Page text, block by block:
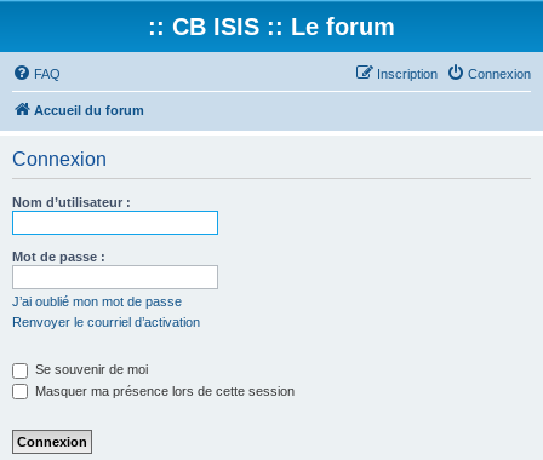
:: CB ISIS :: Le forum
FAQ Connexion
Inscription
Accueil du forum
Connexion
Nom d’utilisateur :
Mot de passe :
J’ai oublié mon mot de passe
Renvoyer le courriel d’activation
Se souvenir de moi
Masquer ma présence lors de cette session